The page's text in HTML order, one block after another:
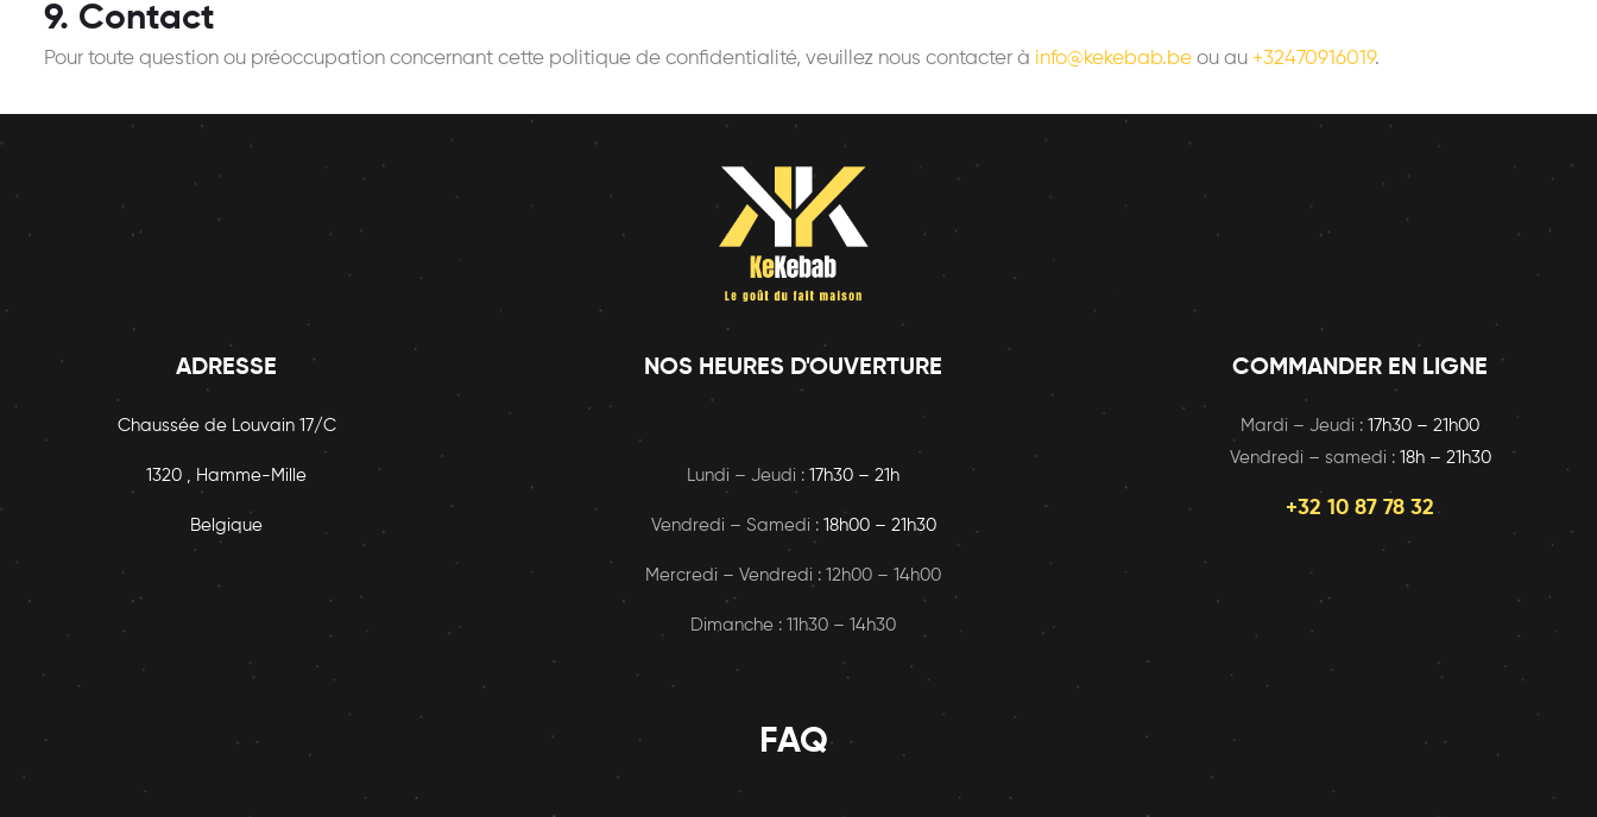
9. Contact
Pour toute question ou préoccupation concernant cette politique de confidentialité, veuillez nous contacter à info@kekebab.be ou au +32470916019.
ADRESSE
Chaussée de Louvain 17/C
1320 , Hamme-Mille
Belgique
NOS HEURES D'OUVERTURE
Lundi – Jeudi :17h30 – 21h
Vendredi – Samedi :18h00– 21h30
Mercredi – Vendredi : 12h00 – 14h00
Dimanche : 11h30 – 14h30
FAQ
COMMANDER EN LIGNE
Mardi – Jeudi :17h30 – 21h00
Vendredi – samedi : 18h – 21h30
+32 10 87 78 32